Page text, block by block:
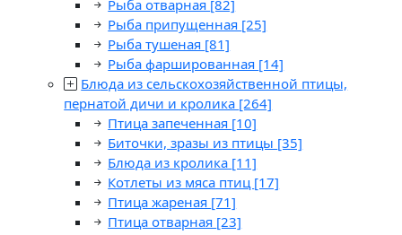
Рыба отварная [82]
Рыба припущенная [25]
Рыба тушеная [81]
Рыба фаршированная [14]
Блюда из сельскохозяйственной птицы,
пернатой дичи и кролика [264]
Птица запеченная [10]
Биточки, зразы из птицы [35]
Блюда из кролика [11]
Котлеты из мяса птиц [17]
Птица жареная [71]
Птица отварная [23]